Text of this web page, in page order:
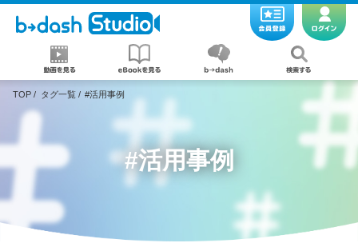
TOP / タグ一覧/ #活用事例
#活用事例